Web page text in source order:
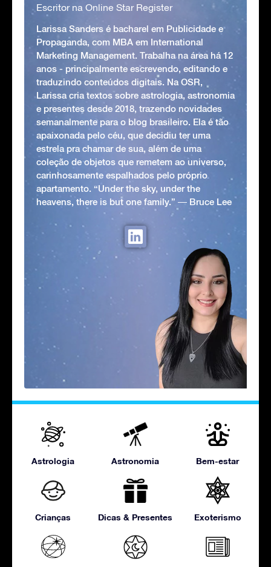
Escritor na Online Star Register
Larissa Sanders é bacharel em Publicidade e
Propaganda, com MBA em International
Marketing Management. Trabalha na área há 12
anos - principalmente escrevendo, editando e
traduzindo conteúdos digitais. Na OSR,
Larissa cria textos sobre astrologia, astronomia
e presentes desde 2018, trazendo novidades
semanalmente para o blog brasileiro. Ela é tão
apaixonada pelo céu, que decidiu ter uma
estrela pra chamar de sua, além de uma
coleção de objetos que remetem ao universo,
carinhosamente espalhados pelo próprio
apartamento. “Under the sky, under the
heavens, there is but one family.” ― Bruce Lee
Astrologia Astronomia Bem-estar
Crianças Dicas & Presentes Exoterismo